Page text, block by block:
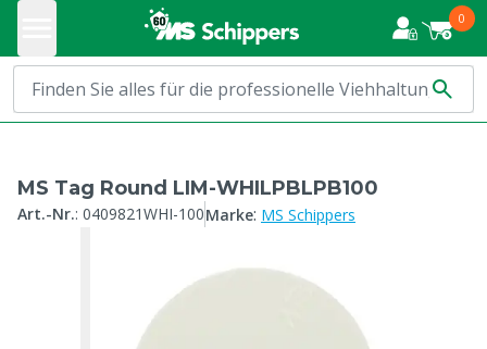
0
MS Tag Round LIM-WHILPBLPB100
Art.-Nr.: 0409821WHI-100Marke: MS Schippers